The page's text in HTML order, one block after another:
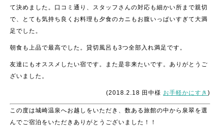
て決めました。口コミ通り、スタッフさんの対応も細かい所まで親切
で、とても気持ち良くお料理も夕食のカニもお腹いっぱいすぎて大満
足でした。
朝食も上品で最高でした。貸切風呂も3つ全部入れ満足です。
友達にもオススメしたい宿です。また是非来たいです。ありがとうご
ざいました。
(2018.2.18 田中様 お手軽かにすき )
この度は城崎温泉へお越しをいただき、数ある旅館の中から泉翠を選
んでご宿泊をいただきありがとうございました！！